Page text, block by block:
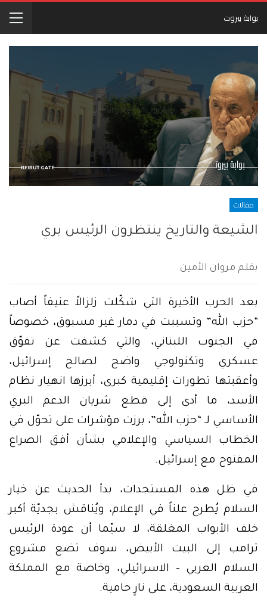
بوابة بيروت
مقالات
الشيعة والتاريخ ينتظرون الرئيس بري
بقلم مروان الأمين
بعد الحرب الأخيرة التي شكّلت زلزالاً عنيفاً أصاب
“حزب الله” وتسببت في دمار غير مسبوق، خصوصاً
في الجنوب اللبناني، والتي كشفت عن تفوّق
عسكري وتكنولوجي واضح لصالح إسرائيل،
وأعقبتها تطورات إقليمية كبرى، أبرزها انهيار نظام
الأسد، ما أدى إلى قطع شريان الدعم البري
الأساسي لـ “حزب الله”، برزت مؤشرات على تحوّل في
الخطاب السياسي والإعلامي بشأن أفق الصراع
المفتوح مع إسرائيل.
في ظل هذه المستجدات، بدأ الحديث عن خيار
السلام يُطرح علناً في الإعلام، ويُناقش بجديّة أكبر
خلف الأبواب المغلقة، لا سيّما أن عودة الرئيس
ترامب إلى البيت الأبيض، سوف تضع مشروع
السلام العربي – الاسرائيلي، وخاصة مع المملكة
العربية السعودية، على نارٍ حامية.